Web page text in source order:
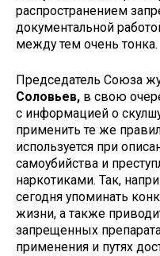
распространением
документальной
между тем очень тонка.
Председатель Союза
Соловьев, в свою
с информацией о
применить те же
используется при
самоубийства и
наркотиками. Так,
сегодня упоминать
жизни, а также
запрещенных
применения и путях